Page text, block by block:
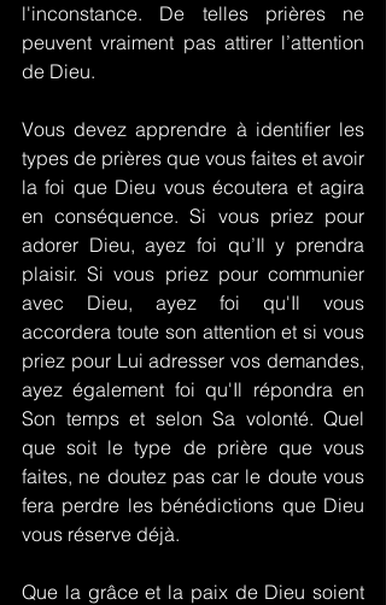
l'inconstance. De telles prières ne
peuvent vraiment pas attirer l’attention
de Dieu.
Vous devez apprendre à identifier les
types de prières que vous faites et avoir
la foi que Dieu vous écoutera et agira
en conséquence. Si vous priez pour
adorer Dieu, ayez foi qu’Il y prendra
plaisir. Si vous priez pour communier
avec Dieu, ayez foi qu'Il vous
accordera toute son attention et si vous
priez pour Lui adresser vos demandes,
ayez également foi qu'Il répondra en
Son temps et selon Sa volonté. Quel
que soit le type de prière que vous
faites, ne doutez pas car le doute vous
fera perdre les bénédictions que Dieu
vous réserve déjà.
Que la grâce et la paix de Dieu soient